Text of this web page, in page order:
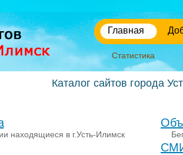
Главная
Статистика
Каталог сайтов города
находящиеся в г.Усть-Илимск